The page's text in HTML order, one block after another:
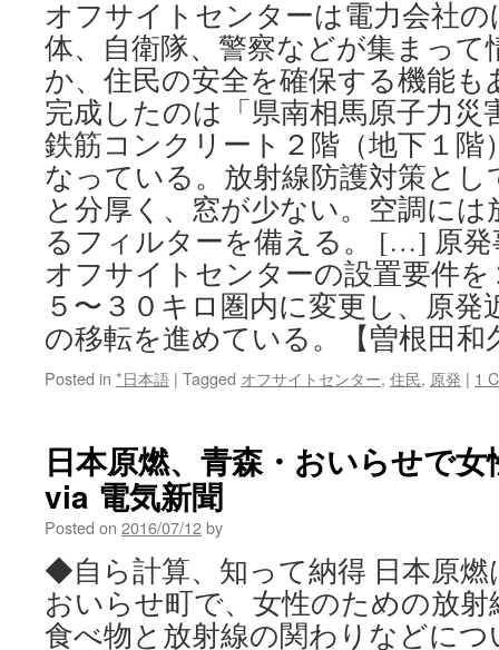
via
東
京
新
聞
オフサイトセンターは電力会社
体、自衛隊、警察などが集まって
か、住民の安全を確保する機能
完成したのは「県南相馬原子力災
鉄筋コンクリート２階（地下１階
なっている。放射線防護対策と
と分厚く、窓が少ない。空調に
るフィルターを備える。 […] 原
オフサイトセンターの設置要件
５〜３０キロ圏内に変更し、原
の移転を進めている。【曽根田和
Posted in *日本語 | Tagged オフサイトセンター, 住民, 原発 | 1
日本原燃、青森・おいらせで
via 電気新聞
Posted on 2016/07/12by
◆自ら計算、知って納得 日本原
おいらせ町で、女性のための放
食べ物と放射線の関わりなどに